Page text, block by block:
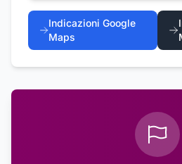
Indicazioni Google
Maps